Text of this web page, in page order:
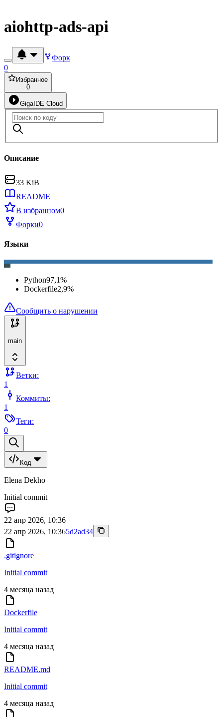
aiohttp-ads-api
Форк
0
Избранное
0
GigaIDE Cloud
Описание
33 KiB
README
В избранном0
Форки0
Языки
Python97,1%
Dockerfile2,9%
Сообщить о нарушении
main
Ветки:
1
Коммиты:
1
Теги:
0
Код
Elena Dekho
Initial commit
22 апр 2026, 10:36
22 апр 2026, 10:365d2ad34
.gitignore
Initial commit
4 месяца назад
Dockerfile
Initial commit
4 месяца назад
README.md
Initial commit
4 месяца назад